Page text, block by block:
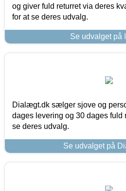
og giver fuld returret via deres
for at se deres udvalg.
Se udvalget på
Dialægt.dk sælger sjove og
dages levering og 30 dages fuld
se deres udvalg.
Se udvalget på